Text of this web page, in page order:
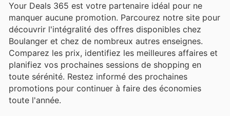
Your Deals 365 est votre partenaire idéal pour ne
manquer aucune promotion. Parcourez notre site pour
découvrir l'intégralité des offres disponibles chez
Boulanger et chez de nombreux autres enseignes.
Comparez les prix, identifiez les meilleures affaires et
planifiez vos prochaines sessions de shopping en
toute sérénité. Restez informé des prochaines
promotions pour continuer à faire des économies
toute l'année.